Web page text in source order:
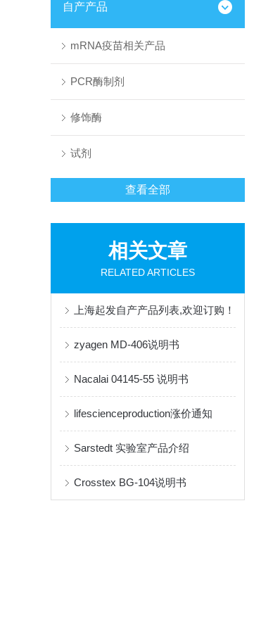
自产产品
mRNA疫苗相关产品
PCR酶制剂
修饰酶
试剂
查看全部
相关文章
RELATED ARTICLES
上海起发自产产品列表,欢迎订购！
zyagen MD-406说明书
Nacalai 04145-55 说明书
lifescienceproduction涨价通知
Sarstedt 实验室产品介绍
Crosstex BG-104说明书